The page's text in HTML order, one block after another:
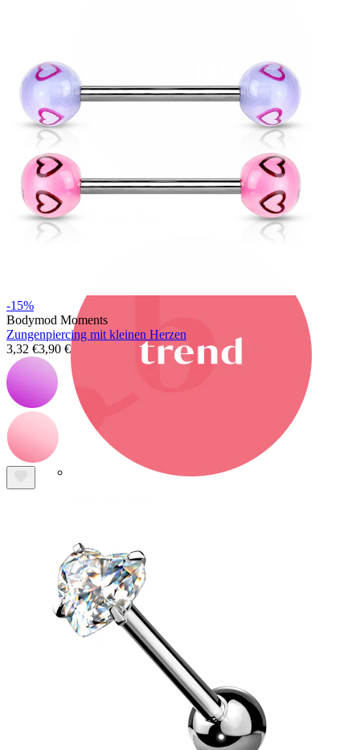
Bodymod Premium
-15%
Bodymod Moments
Zungenpiercing mit kleinen Herzen
3,32 €3,90 €